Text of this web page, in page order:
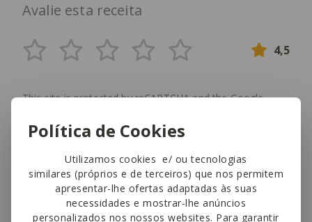
Política de Cookies
Utilizamos cookies e/ ou tecnologias
similares (próprios e de terceiros) que nos permitem
apresentar-lhe ofertas adaptadas às suas
necessidades e mostrar-lhe anúncios
personalizados nos nossos websites. Para garantir
Avalie esta receita
4,5
This site is protected by reCAPTCHA and the Google
Menu Semanal Zwilling Arroz Pato